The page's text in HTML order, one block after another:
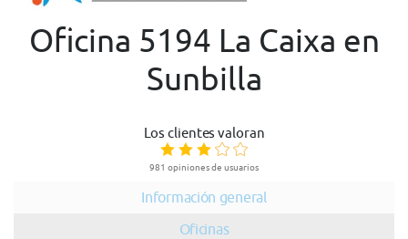
Oficina 5194 La Caixa en
Sunbilla
Los clientes valoran
981 opiniones de usuarios
Información general
Oficinas